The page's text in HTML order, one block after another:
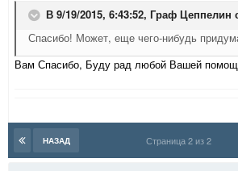
В 9/19/2015, 6:43:52, Граф Цеппелин
Спасибо! Может, еще чего-нибудь
Вам Спасибо, Буду рад любой Вашей
НАЗАД Страница 2 из 2